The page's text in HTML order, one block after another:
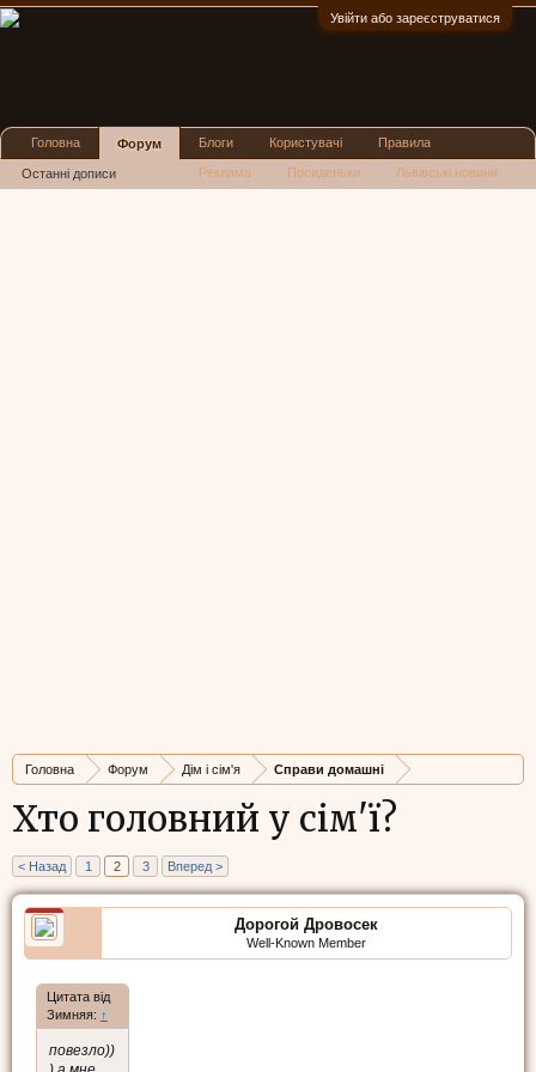
Увійти або зареєструватися
Головна Форум Дім і сім'я Справи домашні
Хто головний у сім'ї?
< Назад 1 2 3 Вперед >
Дорогой Дровосек
Well-Known Member
Цитата від
Зимняя: ↑
повезло))
Головна Форум
Останні дописи
Блоги Користувачі Правила
Реклама Посиденьки Львівські новини